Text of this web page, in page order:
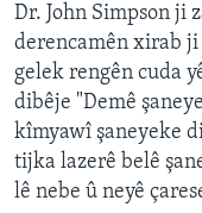
ÎRAN
ROJHILATA NAVÎN
CÎHAN
ÇAND Û HUNER
SERNIVÎS
Dr. John Simpson ji
derencamên xirab
gelek rengên cuda
dibêje "Demê
kîmyawî şaneyeke
tijka lazerê belê
lê nebe û neyê